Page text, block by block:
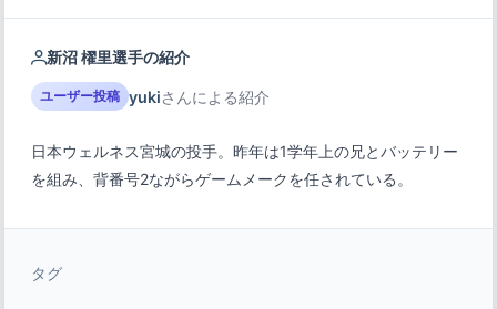
新沼 櫂里選手の紹介
ユーザー投稿 yukiさんによる紹介
日本ウェルネス宮城の投手。昨年は1学年上の兄とバッテリー
を組み、背番号2ながらゲームメークを任されている。
タグ